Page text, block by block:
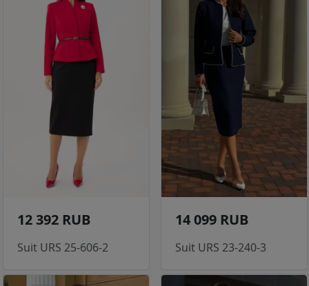
12 392 RUB
Suit URS 25-606-2
14 099 RUB
Suit URS 23-240-3